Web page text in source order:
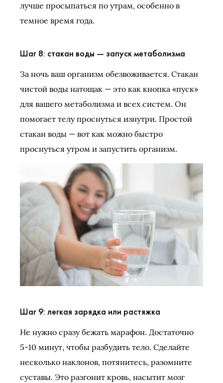
лучше просыпаться по утрам, особенно в
темное время года.
Шаг 8: стакан воды — запуск метаболизма
За ночь ваш организм обезвоживается. Стакан
чистой воды натощак — это как кнопка «пуск»
для вашего метаболизма и всех систем. Он
помогает телу проснуться изнутри. Простой
стакан воды — вот как можно быстро
проснуться утром и запустить организм.
Шаг 9: легкая зарядка или растяжка
Не нужно сразу бежать марафон. Достаточно
5-10 минут, чтобы разбудить тело. Сделайте
несколько наклонов, потянитесь, разомните
суставы. Это разгонит кровь, насытит мозг